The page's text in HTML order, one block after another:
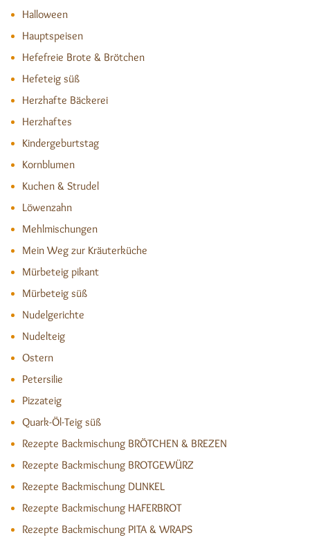
Halloween
Hauptspeisen
Hefefreie Brote & Brötchen
Hefeteig süß
Herzhafte Bäckerei
Herzhaftes
Kindergeburtstag
Kornblumen
Kuchen & Strudel
Löwenzahn
Mehlmischungen
Mein Weg zur Kräuterküche
Mürbeteig pikant
Mürbeteig süß
Nudelgerichte
Nudelteig
Ostern
Petersilie
Pizzateig
Quark-Öl-Teig süß
Rezepte Backmischung BRÖTCHEN & BREZEN
Rezepte Backmischung BROTGEWÜRZ
Rezepte Backmischung DUNKEL
Rezepte Backmischung HAFERBROT
Rezepte Backmischung PITA & WRAPS